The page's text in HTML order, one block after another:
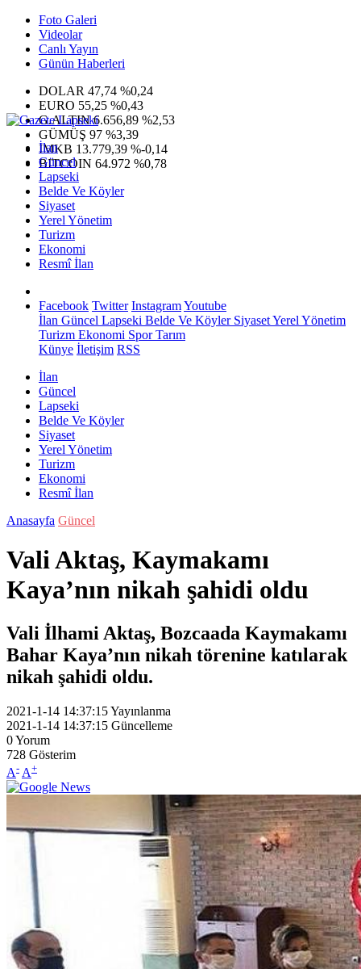
Foto Galeri
Videolar
Canlı Yayın
Günün Haberleri
DOLAR 47,74 %0,24
EURO 55,25 %0,43
G.ALTIN6.656,89 %2,53
GÜMÜŞ 97 %3,39
IMKB 13.779,39 %-0,14
BITCOIN 64.972 %0,78
İlan
Güncel
Lapseki
Belde Ve Köyler
Siyaset
Yerel Yönetim
Turizm
Ekonomi
Resmî İlan
Facebook Twitter InstagramYoutube
İlan Güncel Lapseki Belde Ve KöylerSiyasetYerel Yönetim
Turizm Ekonomi SporTarım
Künye İletişim RSS
İlan
Güncel
Lapseki
Belde Ve Köyler
Siyaset
Yerel Yönetim
Turizm
Ekonomi
Resmî İlan
Anasayfa Güncel
Vali Aktaş, Kaymakamı
Kaya’nın nikah şahidi oldu
Vali İlhami Aktaş, Bozcaada Kaymakamı
Bahar Kaya’nın nikah törenine katılarak
nikah şahidi oldu.
2021-1-14 14:37:15Yayınlanma
2021-1-14 14:37:15 Güncelleme
0Yorum
728 Gösterim
A- A+